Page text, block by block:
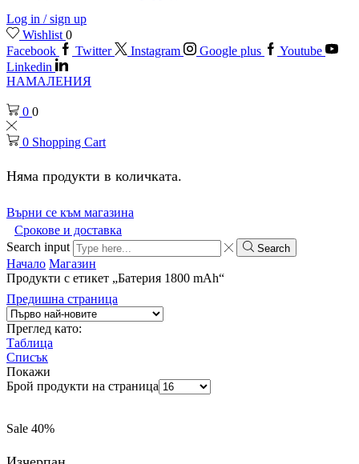
Log in / sign up
Wishlist 0
Facebook
Twitter Instagram Google plus
Youtube
Linkedin
НАМАЛЕНИЯ
0 0
0 Shopping Cart
Няма продукти в количката.
Върни се към магазина
Срокове и доставка
Search input
Search
Начало Магазин
Продукти с етикет „Батерия 1800 mAh“
Предишна страница
Преглед като:
Таблица
Списък
Покажи
Брой продукти на страница
Sale 40%